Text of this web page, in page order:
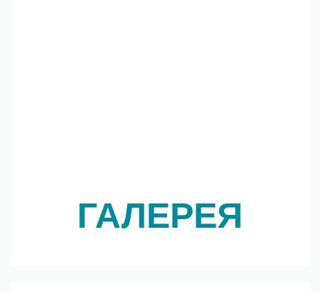
ГАЛЕРЕЯ